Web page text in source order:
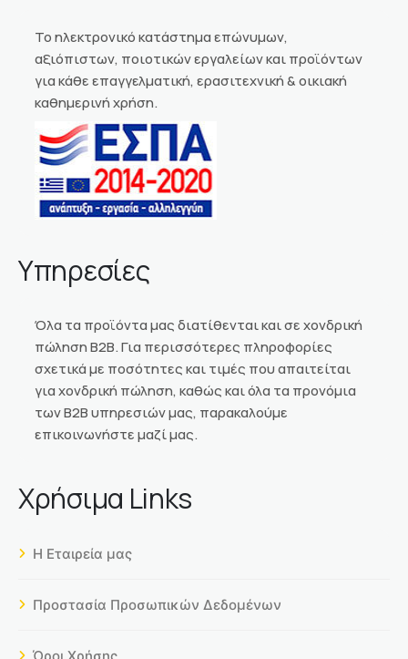
Το ηλεκτρονικό κατάστημα επώνυμων,
αξιόπιστων, ποιοτικών εργαλείων και προϊόντων
για κάθε επαγγελματική, ερασιτεχνική & οικιακή
καθημερινή χρήση.
Υπηρεσίες
Όλα τα προϊόντα μας διατίθενται και σε χονδρική
πώληση Β2Β. Για περισσότερες πληροφορίες
σχετικά με ποσότητες και τιμές που απαιτείται
για χονδρική πώληση, καθώς και όλα τα προνόμια
των Β2Β υπηρεσιών μας, παρακαλούμε
επικοινωνήστε μαζί μας.
Χρήσιμα Links
Η Εταιρεία μας
Προστασία Προσωπικών Δεδομένων
Όροι Χρήσης